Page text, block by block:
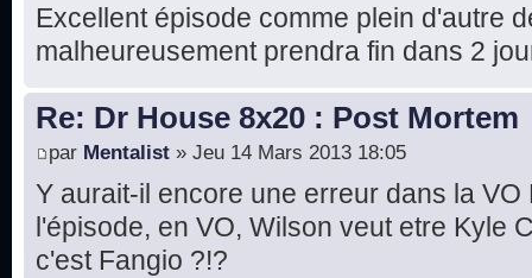
Excellent épisode comme plein d'autre
malheureusement prendra fin dans 2
Re: Dr House 8x20 : Post Mortem
par Mentalist » Jeu 14 Mars 2013 18:05
Y aurait-il encore une erreur dans la
l'épisode, en VO, Wilson veut etre Kyle
c'est Fangio ?!?